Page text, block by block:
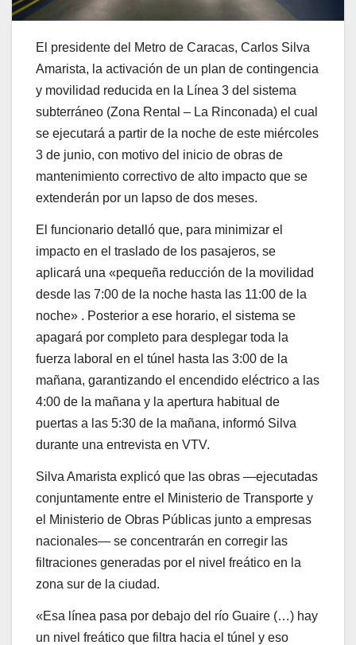
El presidente del Metro de Caracas, Carlos Silva
Amarista, la activación de un plan de contingencia
y movilidad reducida en la Línea 3 del sistema
subterráneo (Zona Rental – La Rinconada) el cual
se ejecutará a partir de la noche de este miércoles
3 de junio, con motivo del inicio de obras de
mantenimiento correctivo de alto impacto que se
extenderán por un lapso de dos meses.
El funcionario detalló que, para minimizar el
impacto en el traslado de los pasajeros, se
aplicará una «pequeña reducción de la movilidad
desde las 7:00 de la noche hasta las 11:00 de la
noche» . Posterior a ese horario, el sistema se
apagará por completo para desplegar toda la
fuerza laboral en el túnel hasta las 3:00 de la
mañana, garantizando el encendido eléctrico a las
4:00 de la mañana y la apertura habitual de
puertas a las 5:30 de la mañana, informó Silva
durante una entrevista en VTV.
Silva Amarista explicó que las obras —ejecutadas
conjuntamente entre el Ministerio de Transporte y
el Ministerio de Obras Públicas junto a empresas
nacionales— se concentrarán en corregir las
filtraciones generadas por el nivel freático en la
zona sur de la ciudad.
«Esa línea pasa por debajo del río Guaire (…) hay
un nivel freático que filtra hacia el túnel y eso